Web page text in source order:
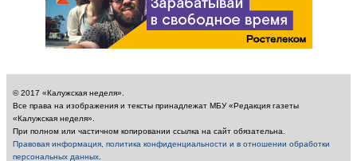
© 2017 «Калужская неделя».
Все права на изображения и тексты принадлежат МБУ «Редакция газеты
«Калужская неделя».
При полном или частичном копировании ссылка на сайт обязательна.
Правовая информация, политика конфиденциальности и в отношении обработки
персональных данных.